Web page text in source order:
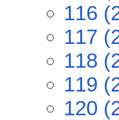
116
117
118
119
120